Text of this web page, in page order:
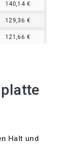
140,14 €
129,36 €
121,66 €
Halt und